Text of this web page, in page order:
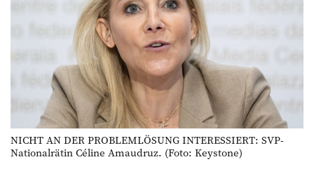
NICHT AN DER PROBLEMLÖSUNG INTERESSIERT: SVP-
Nationalrätin Céline Amaudruz. (Foto: Keystone)